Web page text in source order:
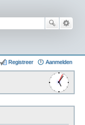
Aanmelden
Registreer